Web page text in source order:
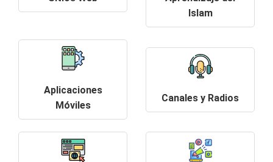
Islam
Aplicaciones
Móviles
Canales y Radios